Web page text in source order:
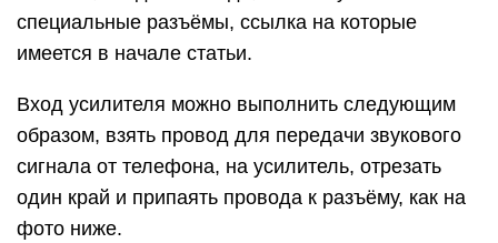
специальные разъёмы, ссылка на которые
имеется в начале статьи.
Вход усилителя можно выполнить следующим
образом, взять провод для передачи звукового
сигнала от телефона, на усилитель, отрезать
один край и припаять провода к разъёму, как на
фото ниже.